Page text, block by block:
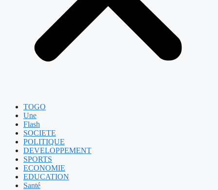
TOGO
Une
Flash
SOCIETE
POLITIQUE
DEVELOPPEMENT
SPORTS
ECONOMIE
EDUCATION
Santé